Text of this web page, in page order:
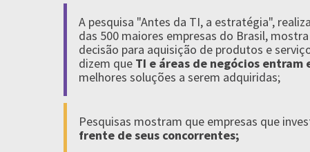
A pesquisa "Antes da TI, a estratégia",
das 500 maiores empresas do Brasil,
decisão para aquisição de produtos e
dizem que TI e áreas de negócios entram
melhores soluções a serem adquiridas;
Pesquisas mostram que empresas que
frente de seus concorrentes;